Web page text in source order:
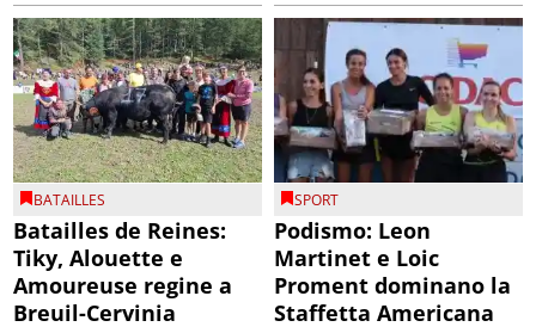
BATAILLES
Batailles de Reines:
Tiky, Alouette e
Amoureuse regine a
Breuil-Cervinia
SPORT
Podismo: Leon
Martinet e Loic
Proment dominano la
Staffetta Americana